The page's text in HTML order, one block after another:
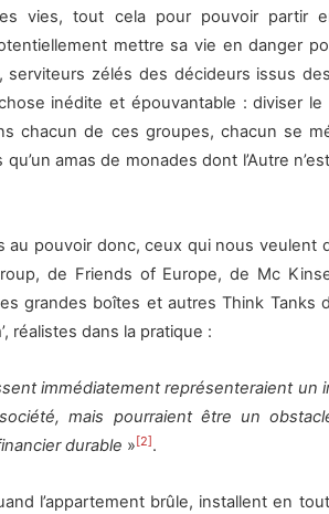
vies, tout cela pour pouvoir partir
mettre sa vie en danger
serviteurs zélés des décideurs issus
inédite et épouvantable : diviser le
chacun de ces groupes, chacun se
amas de monades dont l’Autre
au pouvoir donc, ceux qui nous veulent
de Friends of Europe, de Mc
grandes boîtes et autres Think Tanks
réalistes dans la pratique :
immédiatement représenteraient un
mais pourraient être un
durable »[2].
l’appartement brûle, installent en